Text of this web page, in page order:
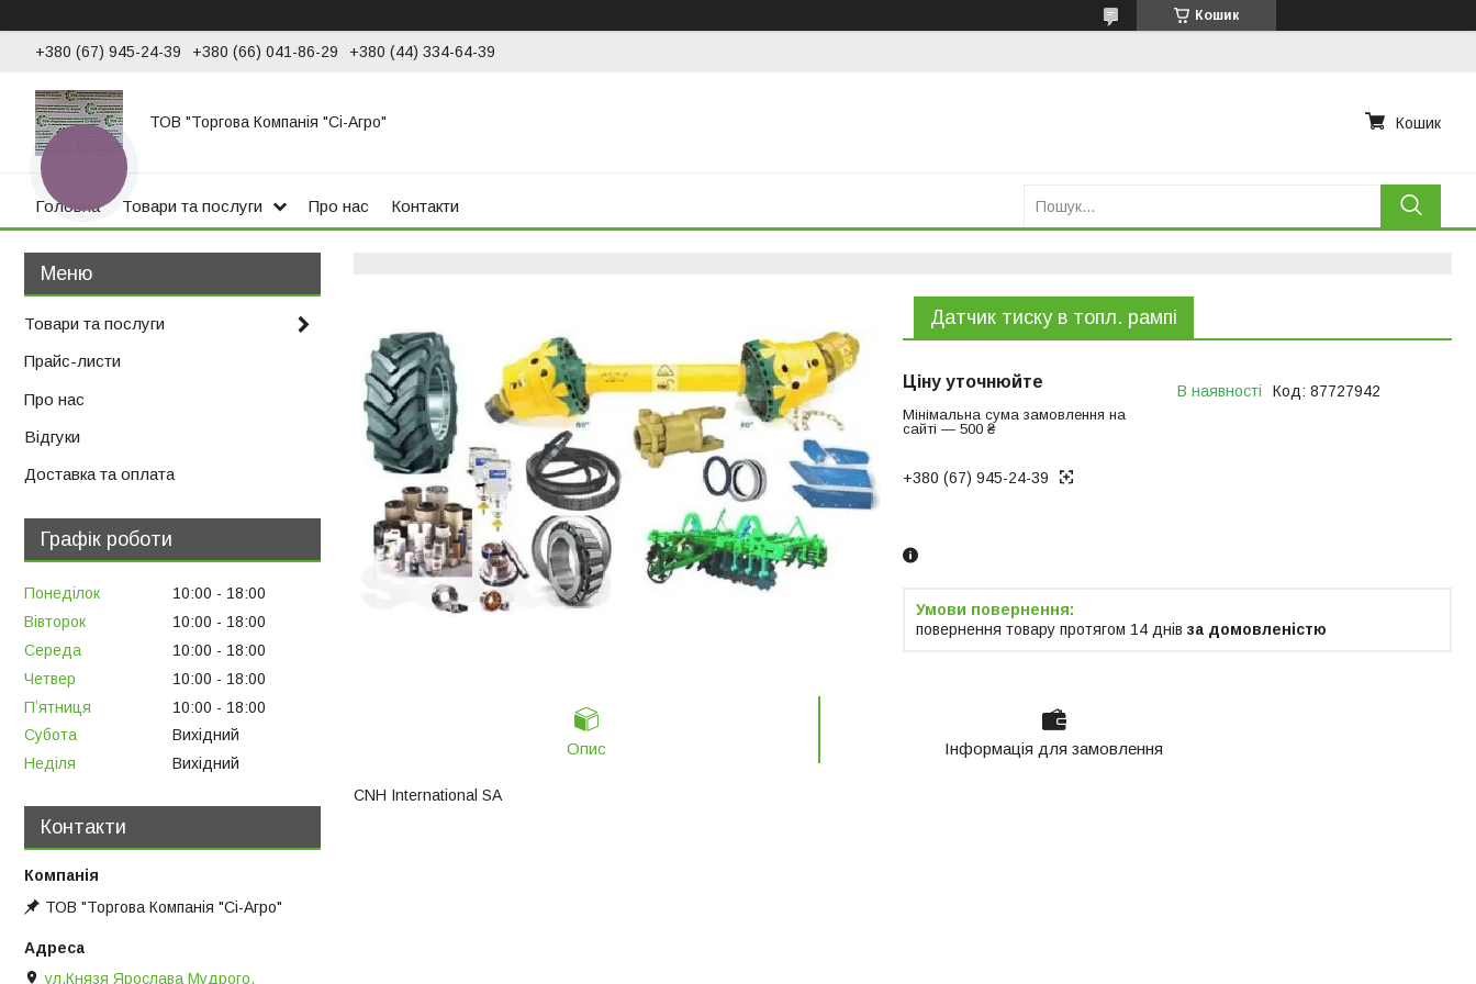
Кошик
+380 (67) 945-24-39 +380 (66) 041-86-29 +380 (44) 334-64-39
ТОВ "Торгова Компанія "Сі-Агро" Кошик
Головна Товари та послуги Про нас Контакти
Датчик тиску в топл. рампi
Ціну уточнюйте
Мінімальна сума замовлення на
сайті — 500 ₴
В наявності Код: 87727942
+380 (67) 945-24-39
повернення товару протягом 14 днів за домовленістю
Опис Інформація для замовлення
CNH International SA
Товари та послуги
Прайс-листи
Про нас
Відгуки
Доставка та оплата
Графік роботи
Понеділок 10:00
18:00
Вівторок
10:00
18:00
Середа
10:00
18:00
Четвер
10:00
18:00
Пʼятниця
10:00
18:00
Субота
Вихідний
Неділя
Вихідний
Контакти
ТОВ "Торгова Компанія "Сі-Агро"
ул.Князя Ярослава Мудрого,